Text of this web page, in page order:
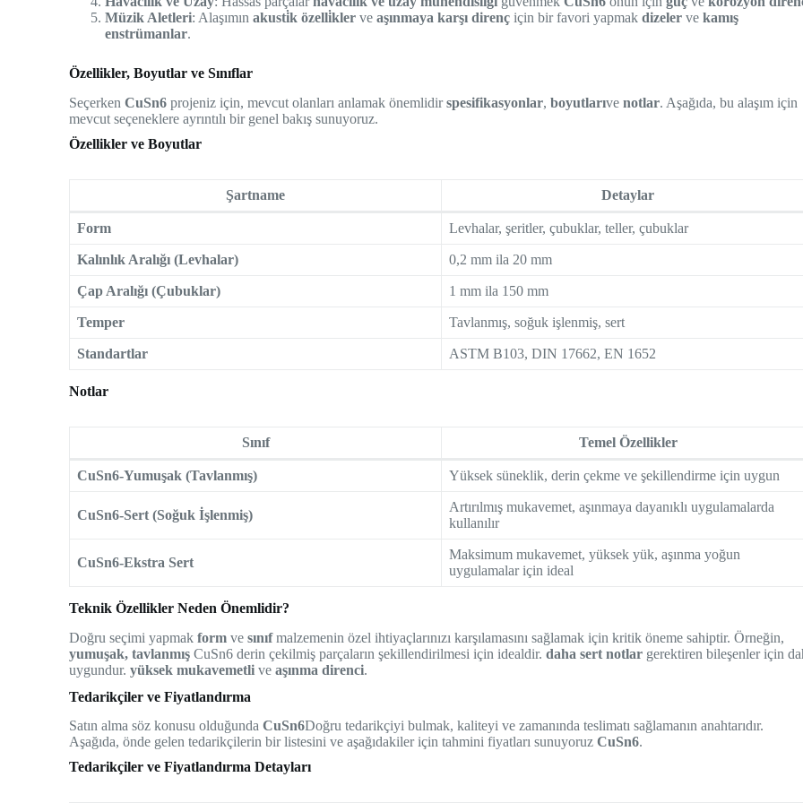
Müzik Aletleri: Alaşımınakusti̇k özelli̇kler veaşınmaya karşı direnç için bir favori yapmakdizeler vekamış
enstrümanlar.
Özellikler, Boyutlar ve Sınıflar
SeçerkenCuSn6 projeniz için, mevcut olanları anlamak önemlidirspesifikasyonlar,boyutlarıvenotlar. Aşağıda, bu alaşım için
mevcut seçeneklere ayrıntılı bir genel bakış sunuyoruz.
Özellikler ve Boyutlar
Şartname Detaylar
Form Levhalar, şeritler, çubuklar, teller, çubuklar
Kalınlık Aralığı (Levhalar) 0,2 mm ila 20 mm
Çap Aralığı (Çubuklar) 1 mm ila 150 mm
Temper Tavlanmış, soğuk işlenmiş, sert
Standartlar ASTM B103, DIN 17662, EN 1652
Notlar
Sınıf Temel Özellikler
CuSn6-Yumuşak (Tavlanmış) Yüksek süneklik, derin çekme ve şekillendirme için uygun
CuSn6-Sert (Soğuk İşlenmiş)
Artırılmış mukavemet, aşınmaya dayanıklı uygulamalarda
kullanılır
CuSn6-Ekstra Sert
Maksimum mukavemet, yüksek yük, aşınma yoğun
uygulamalar için ideal
Teknik Özellikler Neden Önemlidir?
Doğru seçimi yapmakform vesınıfmalzemenin özel ihtiyaçlarınızı karşılamasını sağlamak için kritik öneme sahiptir. Örneğin,
yumuşak, tavlanmış CuSn6 derin çekilmiş parçaların şekillendirilmesi için idealdir.daha sert notlar gerektiren bileşenler için
uygundur.yüksek mukavemetli veaşınma direnci.
Tedarikçiler ve Fiyatlandırma
Satın alma söz konusu olduğundaCuSn6Doğru tedarikçiyi bulmak, kaliteyi ve zamanında teslimatı sağlamanın anahtarıdır.
Aşağıda, önde gelen tedarikçilerin bir listesini ve aşağıdakiler için tahmini fiyatları sunuyoruzCuSn6.
Tedarikçiler ve Fiyatlandırma Detayları